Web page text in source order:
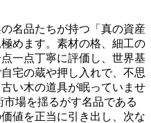
名品たちが持つ「真の資産
めます。素材の格、細工の
一点丁寧に評価し、世界基
宅の蔵や押し入れで、不思
い木の道具が眠っていませ
場を揺るがす名品である
値を正当に引き出し、次な